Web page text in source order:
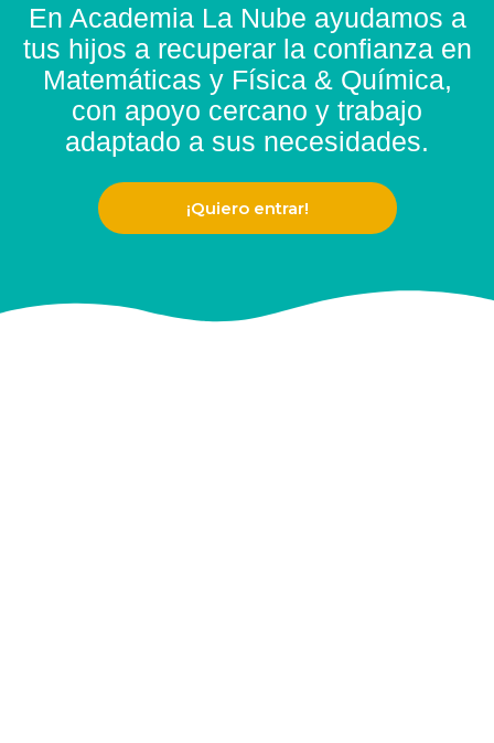
En Academia La Nube ayudamos a
tus hijos a recuperar la confianza en
Matemáticas y Física & Química,
con apoyo cercano y trabajo
adaptado a sus necesidades.
¡Quiero entrar!